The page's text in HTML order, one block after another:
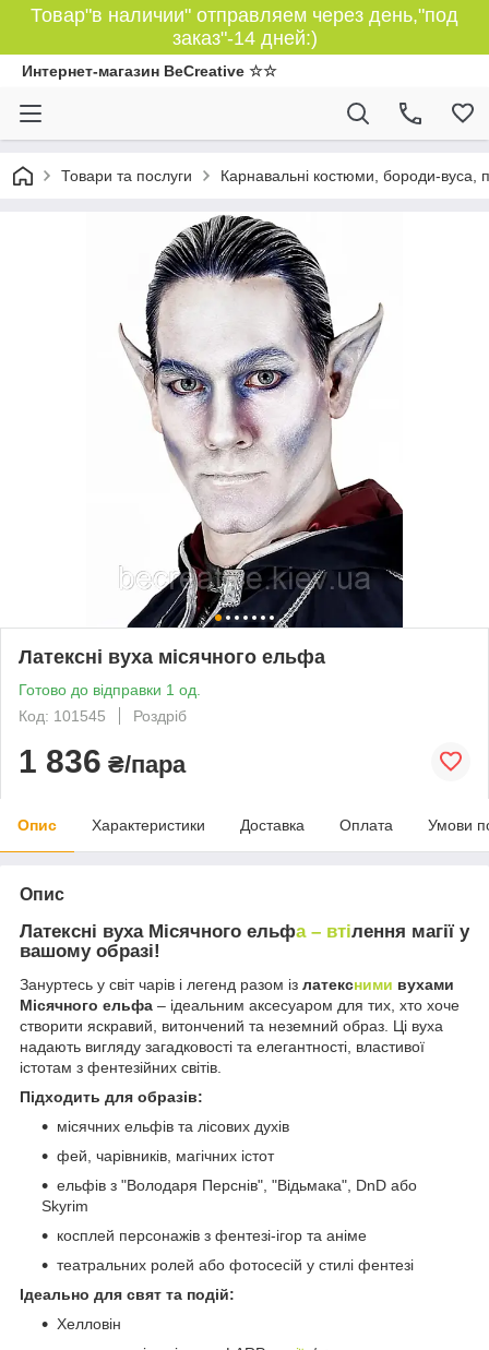
Товар"в наличии" отправляем через день,"под
заказ"-14 дней:)
Интернет-магазин BeCreative ☆☆
Товари та послуги Карнавальні костюми, бороди-вуса,
Латексні вуха місячного ельфа
Готово до відправки 1 од.
Код: 101545
Роздріб
1 836 ₴/пара
Опис Характеристики Доставка Оплата Умови
Опис
Латексні вуха Місячного ельфа – втілення магії у
вашому образі!
Зануртесь у світ чарів і легенд разом із латексними вухами
Місячного ельфа – ідеальним аксесуаром для тих, хто хоче
створити яскравий, витончений та неземний образ. Ці вуха
надають вигляду загадковості та елегантності, властивої
істотам з фентезійних світів.
Підходить для образів:
місячних ельфів та лісових духів
фей, чарівників, магічних істот
ельфів з "Володаря Перснів", "Відьмака", DnD або
Skyrim
косплей персонажів з фентезі-ігор та аніме
театральних ролей або фотосесій у стилі фентезі
Ідеально для свят та подій:
Хелловін